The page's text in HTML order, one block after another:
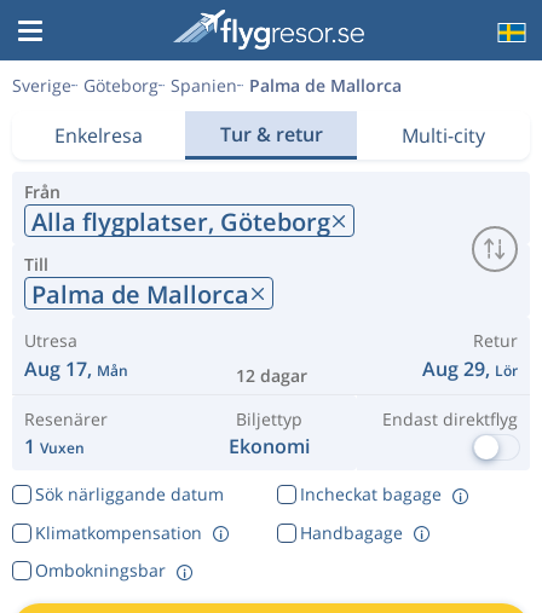
Sverige Göteborg Spanien Palma de Mallorca
Enkelresa Tur & retur Multi-city
Från
Alla flygplatser, Göteborg
Till
Palma de Mallorca
Utresa
Aug 17, Mån 12 dagar
Retur
Aug 29, Lör
Resenärer
1 Vuxen
Biljettyp
Ekonomi
Endast direktflyg
Sök närliggande datum
Incheckat bagage
Klimatkompensation
Ombokningsbar
Handbagage